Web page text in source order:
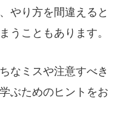
やり方を間違えると
うこともあります。
なミスや注意すべき
ぶためのヒントをお